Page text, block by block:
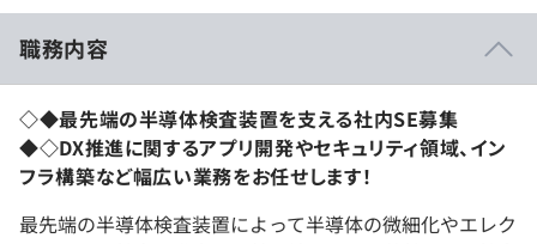
職務内容
◇◆最先端の半導体検査装置を支える社内SE募集
◆◇DX推進に関するアプリ開発やセキュリティ領域、イン
フラ構築など幅広い業務をお任せします！
最先端の半導体検査装置によって半導体の微細化やエレク